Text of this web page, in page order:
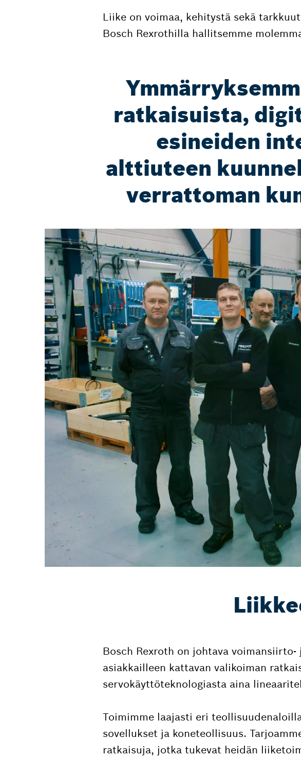
Liike on voimaa, kehitystä sekä
Bosch Rexrothilla hallitsemme
ratkaisuista,
esineiden
alttiuteen
verrattoman
Bosch Rexroth on johtava
asiakkailleen kattavan valikoiman
servokäyttöteknologiasta aina
Toimimme laajasti eri
sovellukset ja koneteollisuus.
ratkaisuja, jotka tukevat heidän